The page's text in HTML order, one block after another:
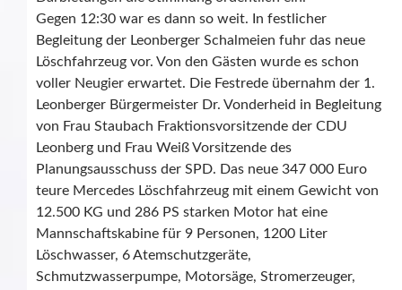
Gegen 12:30 war es dann so weit. In festlicher
Begleitung der Leonberger Schalmeien fuhr das neue
Löschfahrzeug vor. Von den Gästen wurde es schon
voller Neugier erwartet. Die Festrede übernahm der 1.
Leonberger Bürgermeister Dr. Vonderheid in Begleitung
von Frau Staubach Fraktionsvorsitzende der CDU
Leonberg und Frau Weiß Vorsitzende des
Planungsausschuss der SPD. Das neue 347 000 Euro
teure Mercedes Löschfahrzeug mit einem Gewicht von
12.500 KG und 286 PS starken Motor hat eine
Mannschaftskabine für 9 Personen, 1200 Liter
Löschwasser, 6 Atemschutzgeräte,
Schmutzwasserpumpe, Motorsäge, Stromerzeuger,